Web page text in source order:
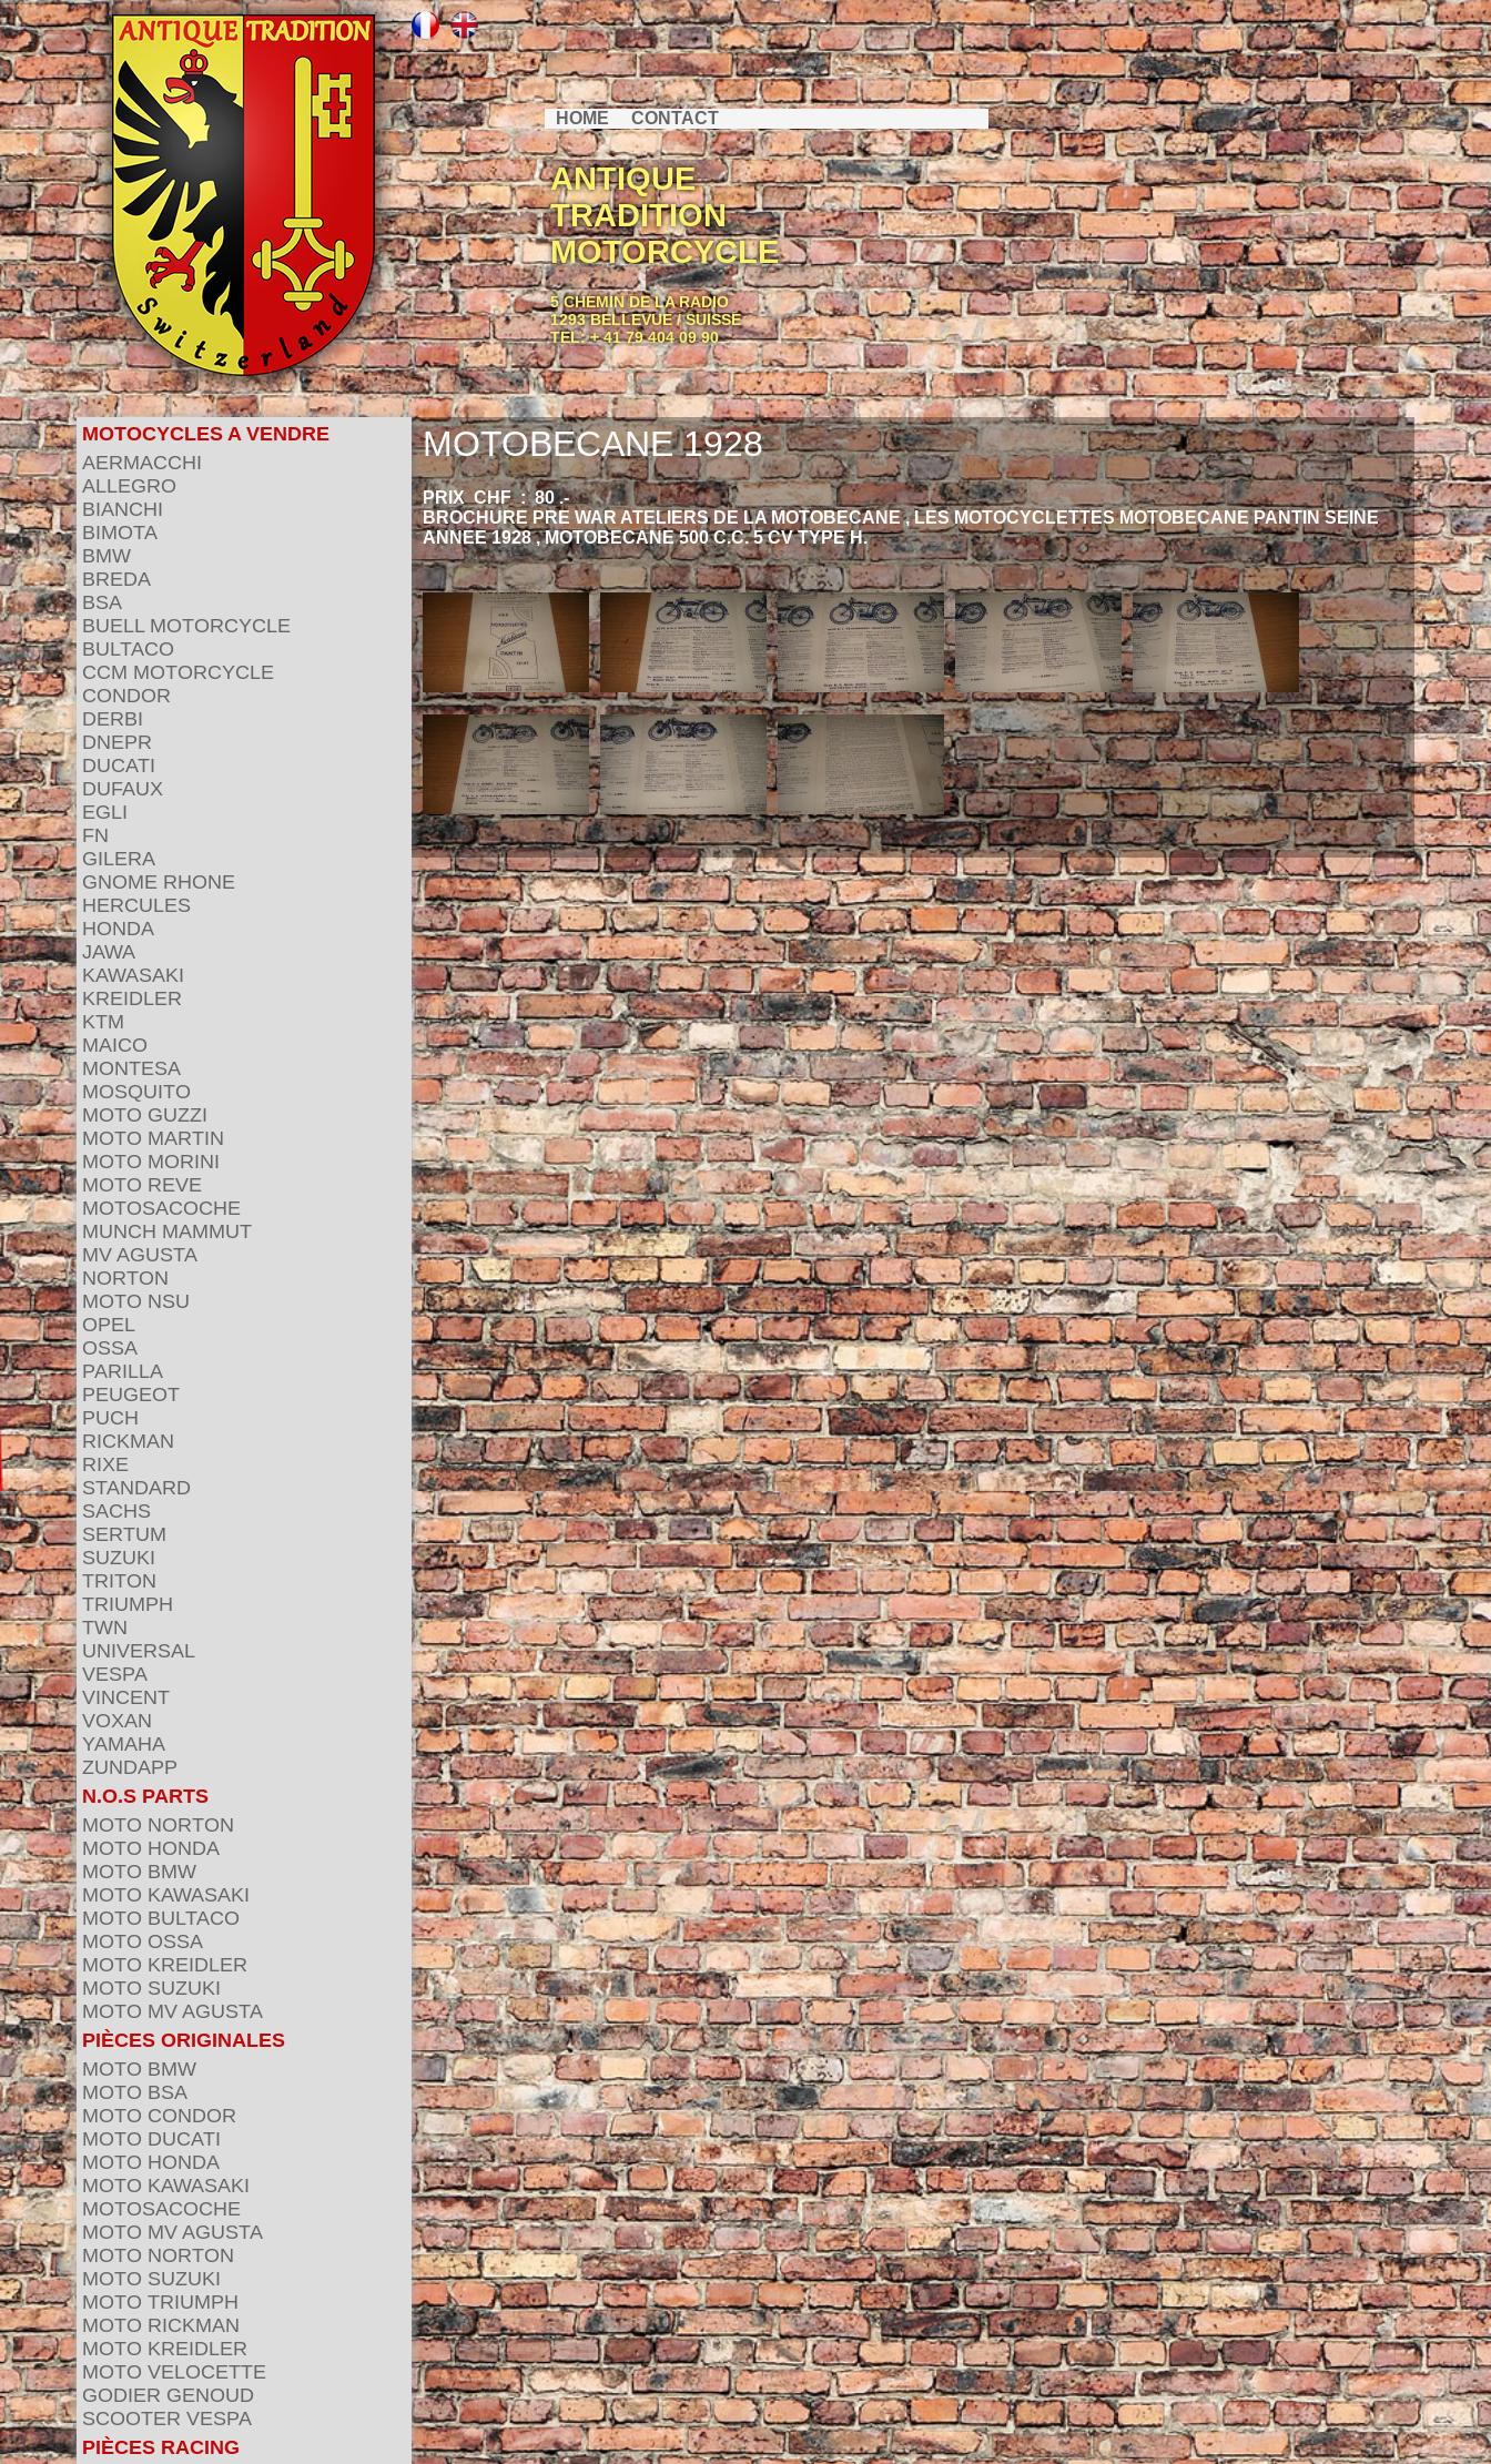
HOME CONTACT
ANTIQUE
TRADITION
MOTORCYCLE
5 CHEMIN DE LA RADIO
1293 BELLEVUE / SUISSE
TEL: + 41 79 404 09 90
MOTOCYCLES A VENDRE
AERMACCHI
ALLEGRO
BIANCHI
BIMOTA
BMW
BREDA
BSA
BUELL MOTORCYCLE
BULTACO
CCM MOTORCYCLE
CONDOR
DERBI
DNEPR
DUCATI
DUFAUX
EGLI
FN
GILERA
GNOME RHONE
HERCULES
HONDA
JAWA
KAWASAKI
KREIDLER
KTM
MAICO
MONTESA
MOSQUITO
MOTO GUZZI
MOTO MARTIN
MOTO MORINI
MOTO REVE
MOTOSACOCHE
MUNCH MAMMUT
MV AGUSTA
NORTON
MOTO NSU
OPEL
OSSA
PARILLA
PEUGEOT
PUCH
RICKMAN
RIXE
STANDARD
SACHS
SERTUM
SUZUKI
TRITON
TRIUMPH
TWN
UNIVERSAL
VESPA
VINCENT
VOXAN
YAMAHA
ZUNDAPP
N.O.S PARTS
MOTO NORTON
MOTO HONDA
MOTO BMW
MOTO KAWASAKI
MOTO BULTACO
MOTO OSSA
MOTO KREIDLER
MOTO SUZUKI
MOTO MV AGUSTA
PIÈCES ORIGINALES
MOTO BMW
MOTO BSA
MOTO CONDOR
MOTO DUCATI
MOTO HONDA
MOTO KAWASAKI
MOTOSACOCHE
MOTO MV AGUSTA
MOTO NORTON
MOTO SUZUKI
MOTO TRIUMPH
MOTO RICKMAN
MOTO KREIDLER
MOTO VELOCETTE
GODIER GENOUD
SCOOTER VESPA
PIÈCES RACING
MOTOBECANE 1928
PRIX CHF : 80 .-
BROCHURE PRE WAR ATELIERS DE LA MOTOBECANE , LES MOTOCYCLETTES MOTOBECANE PANTIN SEINE
ANNEE 1928 , MOTOBECANE 500 C.C. 5 CV TYPE H.